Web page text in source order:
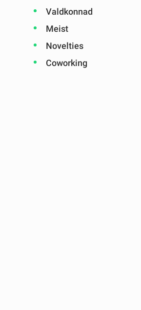
Valdkonnad
Meist
Novelties
Coworking